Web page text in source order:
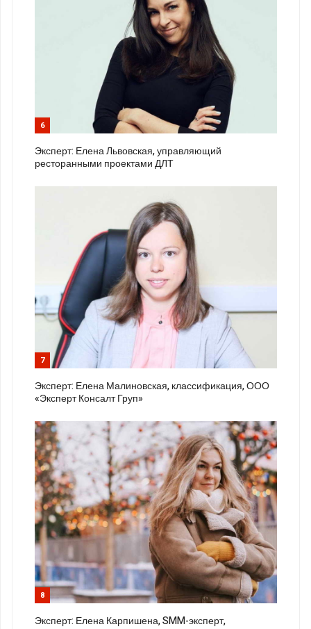
6
Эксперт: Елена Львовская, управляющий
ресторанными проектами ДЛТ
7
Эксперт: Елена Малиновская, классификация, ООО
«Эксперт Консалт Груп»
8
Эксперт: Елена Карпишена, SMM-эксперт,